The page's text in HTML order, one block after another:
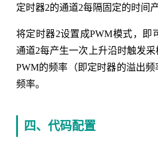
定时器2的通道2每隔固定的时间
将定时器2设置成PWM模式，即
通道2每产生一次上升沿时触发
PWM的频率（即定时器的溢出
频率。
四、代码配置